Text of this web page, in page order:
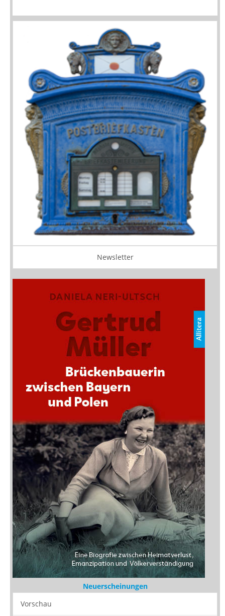
Newsletter
Neuerscheinungen
Vorschau